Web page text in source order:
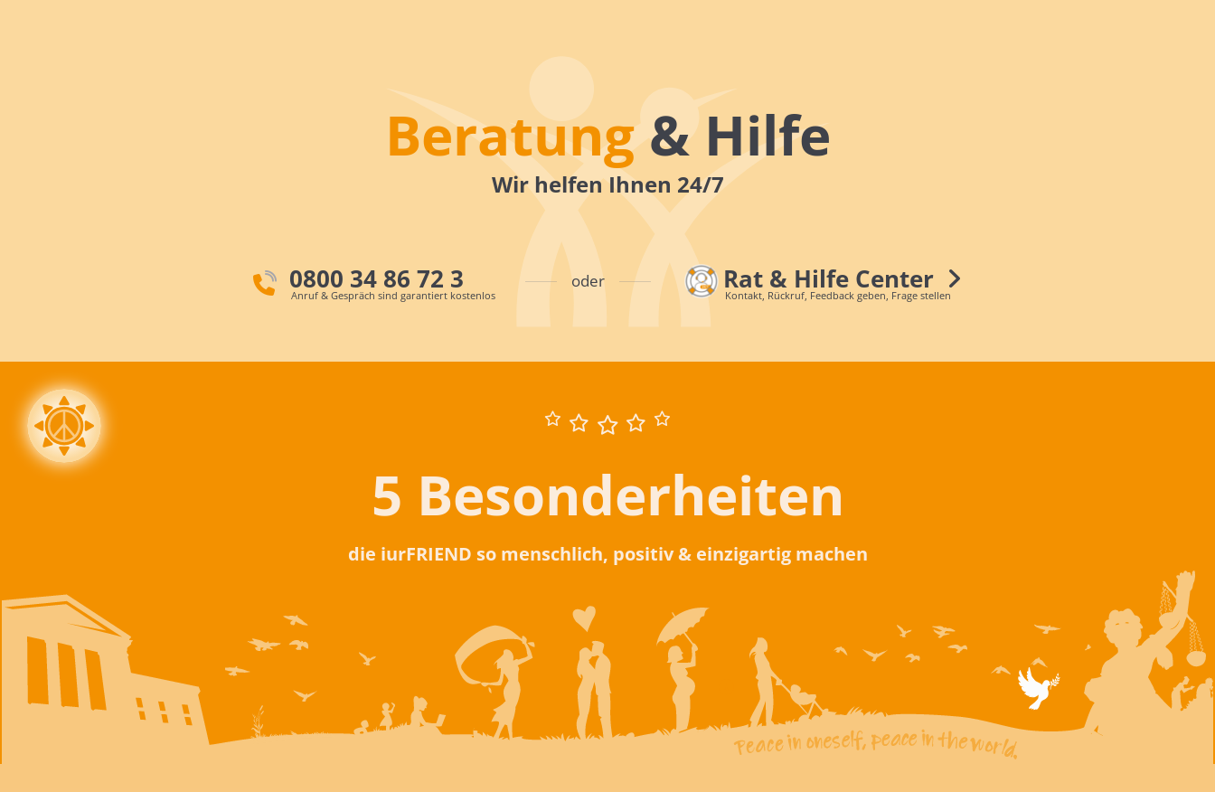
Beratung& Hilfe
Wir helfen Ihnen 24/7
0800 34 86 72 3
Anruf & Gespräch sind garantiert kostenlos
oder Rat & Hilfe Center
Kontakt, Rückruf, Feedback geben, Frage stellen
5 Besonderheiten
die iurFRIEND so menschlich, positiv & einzigartig machen